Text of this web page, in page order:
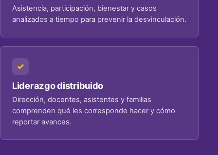
Asistencia, participación, bienestar y casos
analizados a tiempo para prevenir la desvinculación.
Liderazgo distribuido
Dirección, docentes, asistentes y familias
comprenden qué les corresponde hacer y cómo
reportar avances.